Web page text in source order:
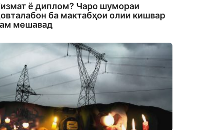
ё диплом? Чаро шумораи
ба мактабҳои олии кишвар
мешавад